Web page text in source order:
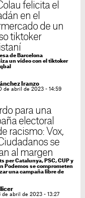
felicita el
en el
de un
tiktoker
de Barcelona
un vídeo con el tiktoker
Iranzo
de abril de 2023 - 14:59
para una
electoral
racismo: Vox,
se
al margen
per Catalunya, PSC, CUP y
Podemos se comprometen
una campaña libre de
de abril de 2023 - 13:27